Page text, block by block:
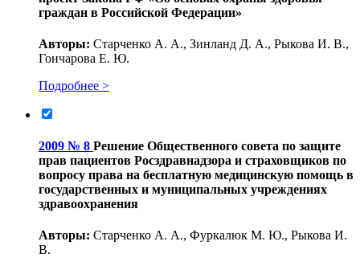
граждан в Российской Федерации»
Авторы: Старченко А. А., Зинланд Д. А., Рыкова И. В.,
Гончарова Е. Ю.
Подробнее >
2009 № 8 Решение Общественного совета по защите
прав пациентов Росздравнадзора и страховщиков по
вопросу права на бесплатную медицинскую помощь в
государственных и муниципальных учреждениях
здравоохранения
Авторы: Старченко А. А., Фуркалюк М. Ю., Рыкова И.
В.